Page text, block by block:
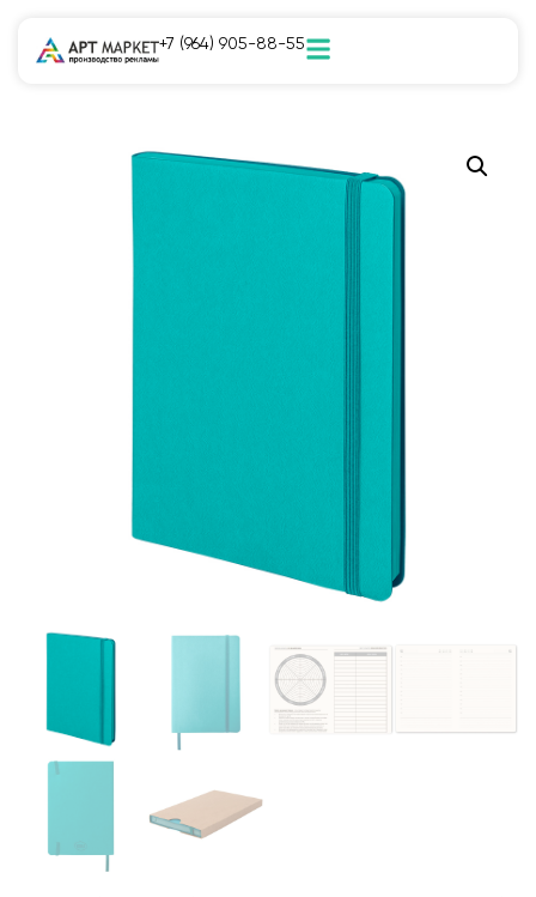
+7 (964) 905-88-55